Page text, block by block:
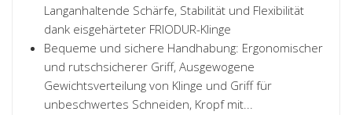
Langanhaltende Schärfe, Stabilität und Flexibilität
dank eisgehärteter FRIODUR-Klinge
Bequeme und sichere Handhabung: Ergonomischer
und rutschsicherer Griff, Ausgewogene
Gewichtsverteilung von Klinge und Griff für
unbeschwertes Schneiden, Kropf mit...